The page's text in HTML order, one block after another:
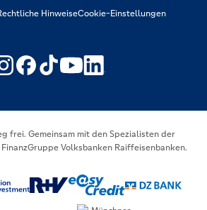
HinweiseCookie-Einstellungen
https://www.youtube.com/
https://
frei. Gemeinsam mit den Spezialisten der
Volksbanken Raiffeisenbanken.